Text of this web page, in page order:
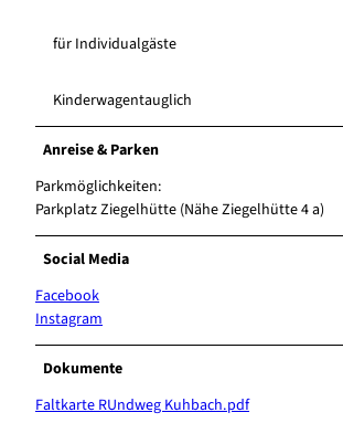
für Individualgäste
Kinderwagentauglich
Anreise & Parken
Parkmöglichkeiten:
Parkplatz Ziegelhütte (Nähe Ziegelhütte 4 a)
Social Media
Facebook
Instagram
Dokumente
Faltkarte RUndweg Kuhbach.pdf